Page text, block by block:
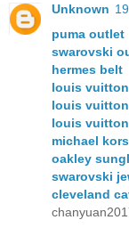
Unknown
puma outlet
swarovski
hermes belt
louis vuitton
louis
louis
michael
oakley
swarovski
cleveland